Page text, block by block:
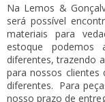
Na Lemos &
será possível
materiais para
estoque podemos
diferentes, trazendo
para nossos clientes
diferentes. Para
nosso prazo de